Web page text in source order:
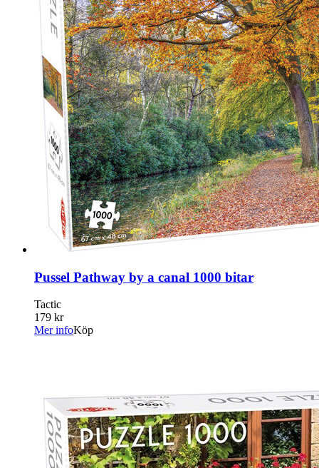
Pussel Pathway by a canal 1000 bitar
Tactic
179 kr
Mer infoKöp